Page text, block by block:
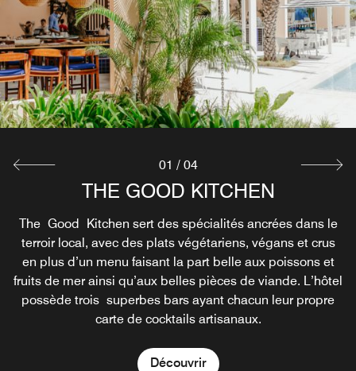
THE GOOD KITCHEN
The Good Kitchen sert des spécialités ancrées dans le
terroir local, avec des plats végétariens, végans et crus
en plus d’un menu faisant la part belle aux poissons et
fruits de mer ainsi qu’aux belles pièces de viande. L’hôtel
possède trois superbes bars ayant chacun leur propre
carte de cocktails artisanaux.
Découvrir
THE POOL BAR
L’endroit est idéal pour déguster les meilleures bières
artisanales brassées sur l’île ou un cocktail inspiré des
lieux et des produits originaires du continent.
Découvrir
TEK TEK
Chez Tek Tek, il s'agit de plats réconfortants revisités. Les
recettes traditionnelles avec lesquelles nous avons
grandi, préparées avec ce qu'il y a de plus frais et de
meilleur à l'heure actuelle. Notre cuisine est une cuisine
mauricienne honnête avec une touche d'audace.
relaxed aperitivo spot. There’s a dreamy selection of
cocktails crafted by our bartenders who were inspired by
the mountains of the island.
Découvrir
01 / 04